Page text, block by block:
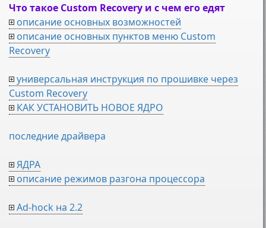
Что такое Custom Recovery и с чем его едят
описание основных возможностей
описание основных пунктов меню Custom
Recovery
универсальная инструкция по прошивке через
Custom Recovery
КАК УСТАНОВИТЬ НОВОЕ ЯДРО
последние драйвера
ЯДРА
описание режимов разгона процессора
Ad-hock на 2.2